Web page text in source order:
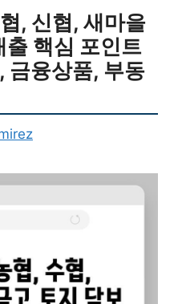
, 신협, 새마을
출 핵심 포인트
금융상품, 부동